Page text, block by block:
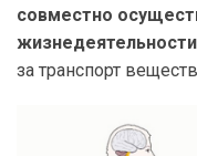
совместно
за транспорт